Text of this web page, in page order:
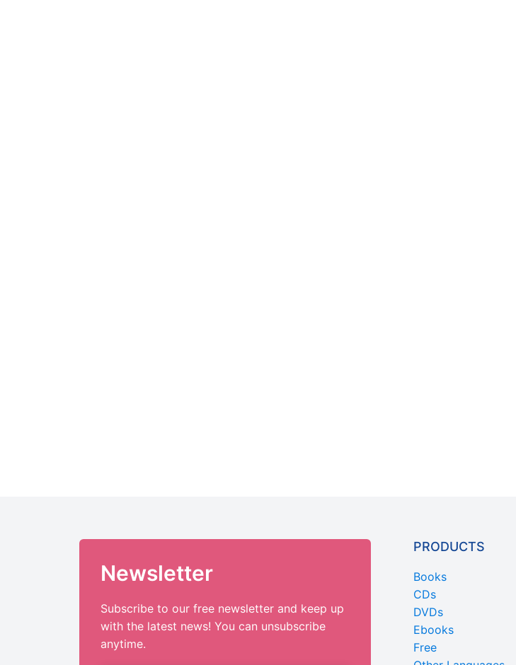
Newsletter
Subscribe to our free newsletter and keep up
with the latest news! You can unsubscribe
anytime.
PRODUCTS
Books
CDs
DVDs
Ebooks
Free